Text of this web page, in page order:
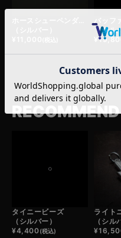
（シル
タイニービーズ
（シルバー）
¥4,400(税込)
ライト
（シル
¥